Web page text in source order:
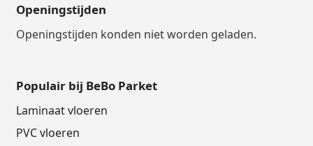
Openingstijden
Openingstijden konden niet worden geladen.
Populair bij BeBo Parket
Laminaat vloeren
PVC vloeren